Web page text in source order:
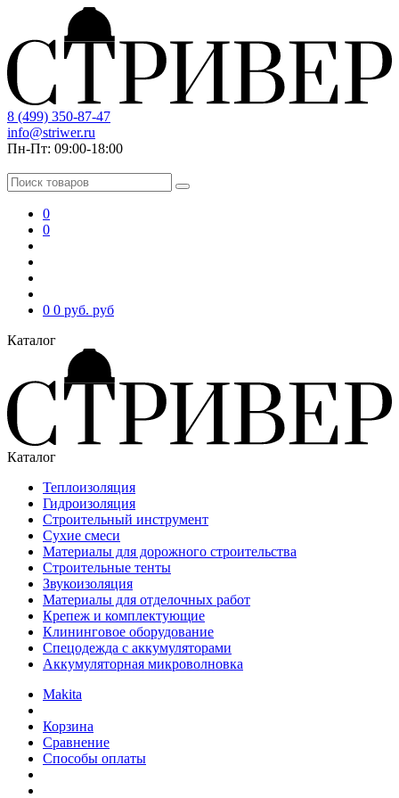
8 (499) 350-87-47
info@striwer.ru
Пн-Пт: 09:00-18:00
0
0
0 0 руб. руб
Каталог
Каталог
Теплоизоляция
Гидроизоляция
Строительный инструмент
Сухие смеси
Материалы для дорожного строительства
Строительные тенты
Звукоизоляция
Материалы для отделочных работ
Крепеж и комплектующие
Клининговое оборудование
Спецодежда с аккумуляторами
Аккумуляторная микроволновка
Makita
Корзина
Сравнение
Способы оплаты